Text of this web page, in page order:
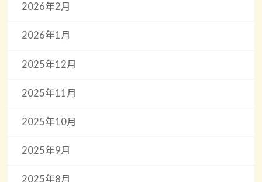
2026年2月
2026年1月
2025年12月
2025年11月
2025年10月
2025年9月
2025年8月